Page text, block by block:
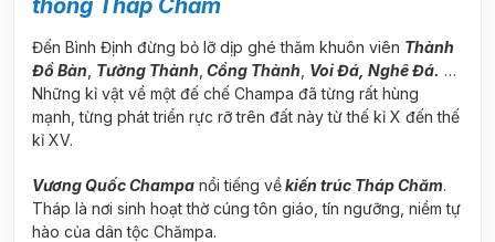
Đến Bình Định đừng bỏ lỡ dịp ghé thăm khuôn viên Thành
Đồ Bàn Tường Thành Cổng Thành Voi Đá, Nghê Đá. …
Những kỉ vật về một đế chế Champa đã từng rất hùng
mạnh, từng phát triển rực rỡ trên đất này từ thế kỉ X đến thế
kỉ XV.
Vương Quốc Champa nổi tiếng vềkiến trúc Tháp Chăm.
Tháp là nơi sinh hoạt thờ cúng tôn giáo, tín ngưỡng, niềm tự
hào của dân tộc Chămpa.